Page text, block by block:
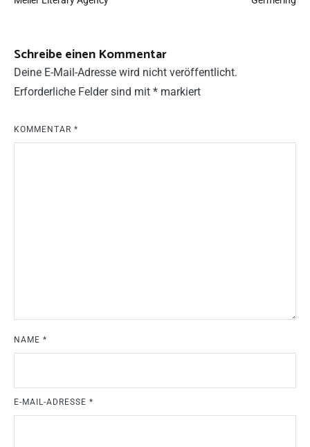
Schreibe einen Kommentar
Deine E-Mail-Adresse wird nicht veröffentlicht.
Erforderliche Felder sind mit * markiert
KOMMENTAR *
NAME *
E-MAIL-ADRESSE *